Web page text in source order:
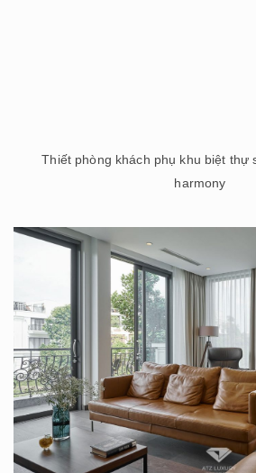
Thiết phòng khách phụ khu biệt thự
harmony